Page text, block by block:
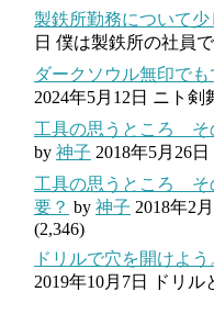
製鉄所勤務について少
日 僕は製鉄所の社員
ダークソウル無印で
2024年5月12日 ニト剣
工具の思うところ
by 神子 2018年5月26日
工具の思うところ
要？ by 神子 2018年2
(2,346)
ドリルで穴を開けよ
2019年10月7日
ドリ